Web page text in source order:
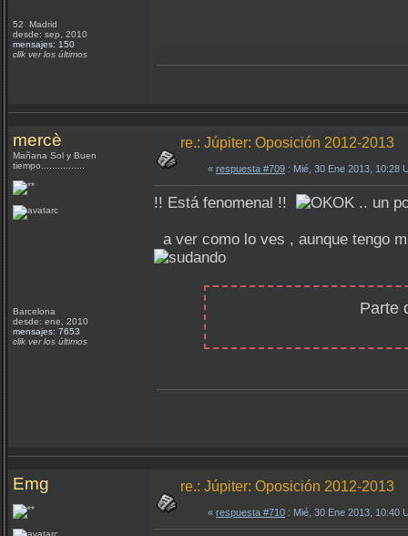
52 Madrid
desde: sep, 2010
mensajes: 150
clik ver los últimos
mercè
Mañana Sol y Buen
tiempo................
Barcelona
desde: ene, 2010
mensajes: 7653
clik ver los últimos
re.: Júpiter: Oposición 2012-2013
« respuesta #709 : Mié, 30 Ene 2013, 10:28
!! Está fenomenal !! .. un
a ver como lo ves , aunque tengo
Parte
Emg re.: Júpiter: Oposición 2012-2013
« respuesta #710 : Mié, 30 Ene 2013, 10:40